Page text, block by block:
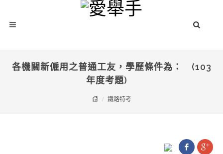
各機關新僱用之普通工友，學歷條件為： (103
年度考題)
鐵路特考